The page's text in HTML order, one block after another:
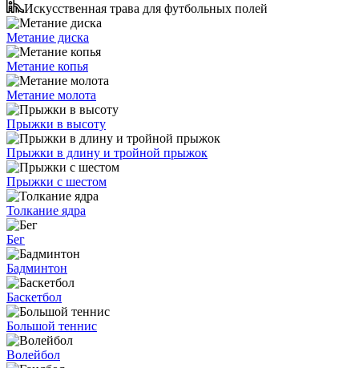
Искусственная трава для футбольных полей
Метание диска
Метание копья
Метание молота
Прыжки в высоту
Прыжки в длину и тройной прыжок
Прыжки с шестом
Толкание ядра
Бег
Бадминтон
Баскетбол
Большой теннис
Волейбол